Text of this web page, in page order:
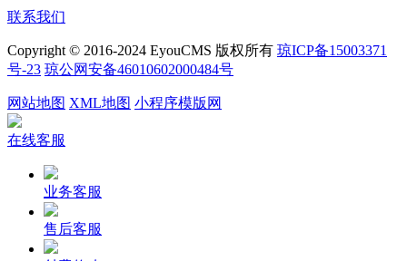
联系我们
Copyright © 2016-2024 EyouCMS 版权所有 琼ICP备15003371
号-23 琼公网安备46010602000484号
网站地图 XML地图 小程序模版网
在线客服
业务客服
售后客服